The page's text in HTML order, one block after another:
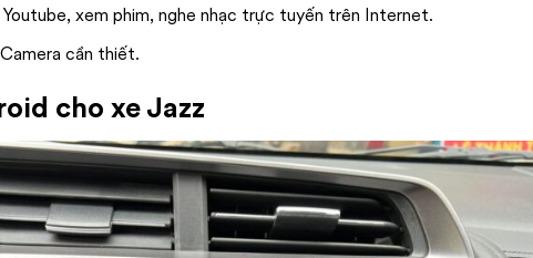
xem phim, nghe nhạc trực tuyến trên Internet.
cần thiết.
cho xe Jazz